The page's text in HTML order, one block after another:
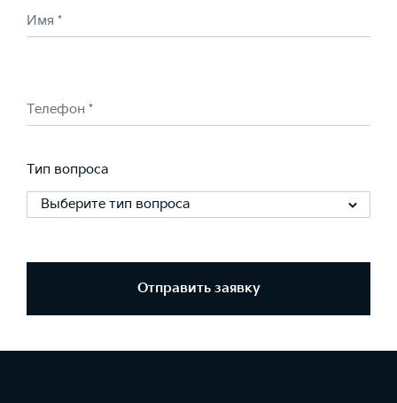
Имя *
Телефон *
Тип вопроса
Выберите тип вопроса
Отправить заявку